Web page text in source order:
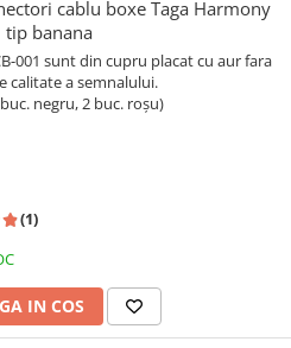
cablu boxe Taga Harmony
tip banana
001 sunt din cupru placat cu aur fara
calitate a semnalului.
negru, 2 buc. roșu)
(1)
IN COS